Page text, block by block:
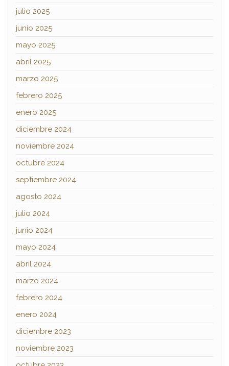
julio 2025
junio 2025
mayo 2025
abril 2025
marzo 2025
febrero 2025
enero 2025
diciembre 2024
noviembre 2024
octubre 2024
septiembre 2024
agosto 2024
julio 2024
junio 2024
mayo 2024
abril 2024
marzo 2024
febrero 2024
enero 2024
diciembre 2023
noviembre 2023